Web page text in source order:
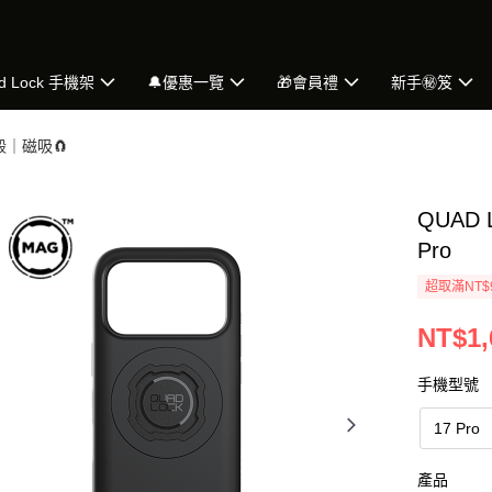
Lock 手機架 🔔優惠一覽 🎁會員禮 新手㊙️笈
磁吸🧲
QUAD
Pro
超取滿
手機型號
17 Pro
產品